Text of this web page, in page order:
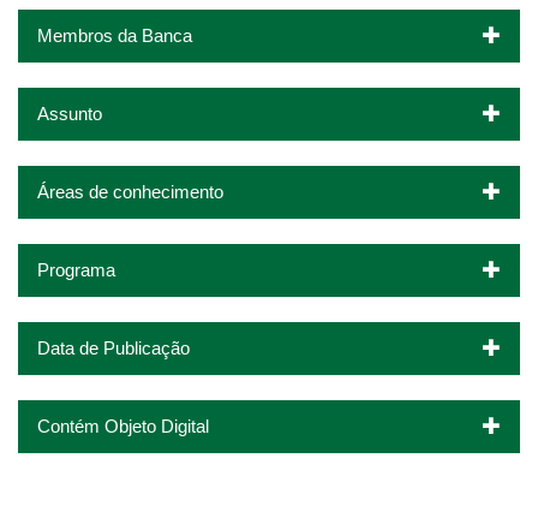
Membros da Banca
Assunto
Áreas de conhecimento
Programa
Data de Publicação
Contém Objeto Digital